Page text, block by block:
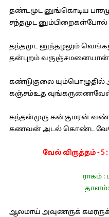
தண்டமுட னுங்கொடிய
சந்தமுட னும்பிறைகள்போல்
தந்தமுட னுந்தழலும்
தன்புறம் வருஞ்சமனையான்
கண்டுகுலை
கஞ்சம்உத
கந்தன்முரு கன்குமரன்
கணவன் அடல் கொண்ட
வேல் விருத்தம் -
ராகம் :
ஆலமாய் அவுணருக்